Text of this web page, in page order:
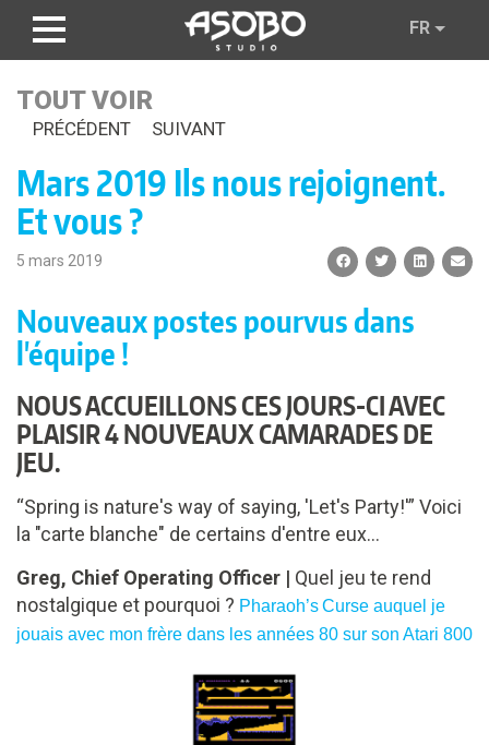
Aller
principal
FR
TOUT VOIR
PRÉCÉDENT SUIVANT
Mars 2019 Ils nous rejoignent.
Et vous ?
5 mars 2019
Nouveaux postes pourvus dans
l'équipe !
NOUS ACCUEILLONS CES JOURS-CI AVEC
PLAISIR 4 NOUVEAUX CAMARADES DE
JEU.
“Spring is nature's way of saying, 'Let's Party!'” Voici
la "carte blanche" de certains d'entre eux...
Greg, Chief Operating Officer | Quel jeu te rend
nostalgique et pourquoi ? Pharaoh’sCurse auquel je
jouais avec mon frère dans les années 80 sur son Atari 800